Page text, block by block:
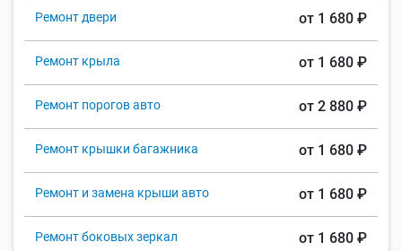
Ремонт двери от 1 680 ₽
Ремонт крыла от 1 680 ₽
Ремонт порогов авто от 2 880 ₽
Ремонт крышки багажника от 1 680 ₽
Ремонт и замена крыши авто от 1 680 ₽
Ремонт боковых зеркал от 1 680 ₽